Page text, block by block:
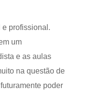
profissional.
um
e as aulas
na questão de
poder